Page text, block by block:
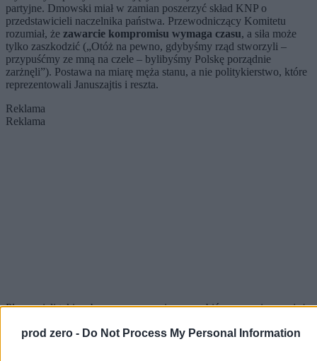
prod zero - Do Not Process My Personal Information
partyjne. Dmowski miał w zamian poszerzyć skład KNP o
przedstawicieli naczelnika państwa. Przewodniczący Komitetu
rozumiał, że zawarcie kompromisu wymaga czasu, a siła może
tylko zaszkodzić („Otóż na pewno, gdybyśmy rząd stworzyli –
przypuśćmy ze mną na czele – bylibyśmy Polskę porządnie
zarżnęli”). Postawa na miarę męża stanu, a nie politykierstwo, które
reprezentowali Januszajtis i reszta.
Reklama
Reklama
Plany mieli takie, aby nowym premierem zrobić wspomnianego już
Hallera.Tyle teoria, a co z praktyką?W rękach zamachowców